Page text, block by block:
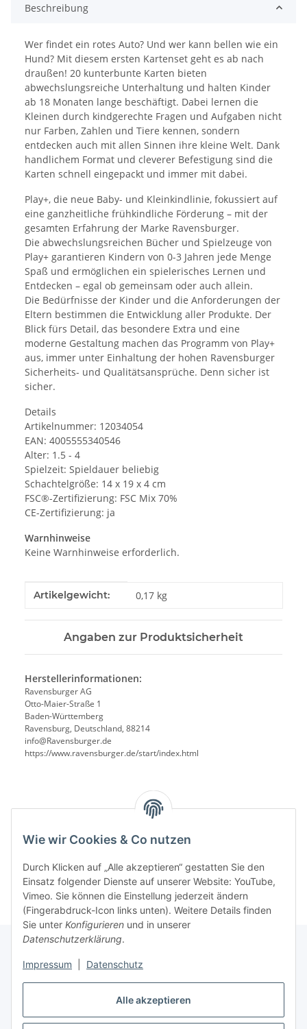
Alle akzeptieren
Wie wir Cookies & Co nutzen
Durch Klicken auf „Alle akzeptieren“ gestatten Sie den
Einsatz folgender Dienste auf unserer Website: YouTube,
Vimeo. Sie können die Einstellung jederzeit ändern
(Fingerabdruck-Icon links unten). Weitere Details finden
Sie unter Konfigurieren und in unserer
Datenschutzerklärung.
Impressum Datenschutz
Beschreibung
Wer findet ein rotes Auto? Und wer kann bellen wie ein
Hund? Mit diesem ersten Kartenset geht es ab nach
draußen! 20 kunterbunte Karten bieten
abwechslungsreiche Unterhaltung und halten Kinder
ab 18 Monaten lange beschäftigt. Dabei lernen die
Kleinen durch kindgerechte Fragen und Aufgaben nicht
nur Farben, Zahlen und Tiere kennen, sondern
entdecken auch mit allen Sinnen ihre kleine Welt. Dank
handlichem Format und cleverer Befestigung sind die
Karten schnell eingepackt und immer mit dabei.
Play+, die neue Baby- und Kleinkindlinie, fokussiert auf
eine ganzheitliche frühkindliche Förderung – mit der
gesamten Erfahrung der Marke Ravensburger.
Die abwechslungsreichen Bücher und Spielzeuge von
Play+ garantieren Kindern von 0-3 Jahren jede Menge
Spaß und ermöglichen ein spielerisches Lernen und
Entdecken – egal ob gemeinsam oder auch allein.
Die Bedürfnisse der Kinder und die Anforderungen der
Eltern bestimmen die Entwicklung aller Produkte. Der
Blick fürs Detail, das besondere Extra und eine
moderne Gestaltung machen das Programm von Play+
aus, immer unter Einhaltung der hohen Ravensburger
Sicherheits- und Qualitätsansprüche. Denn sicher ist
sicher.
Details
Artikelnummer: 12034054
EAN: 4005555340546
Alter: 1.5 - 4
Spielzeit: Spieldauer beliebig
Schachtelgröße: 14 x 19 x 4 cm
FSC®-Zertifizierung: FSC Mix 70%
CE-Zertifizierung: ja
Warnhinweise
Keine Warnhinweise erforderlich.
Produkteigenschaft
Wert
Artikelgewicht: 0,17 kg
Angaben zur Produktsicherheit
Herstellerinformationen:
Ravensburger AG
Otto-Maier-Straße 1
Baden-Württemberg
Ravensburg, Deutschland, 88214
info@Ravensburger.de
https://www.ravensburger.de/start/index.html
Benachrichtigen, wenn verfügbar